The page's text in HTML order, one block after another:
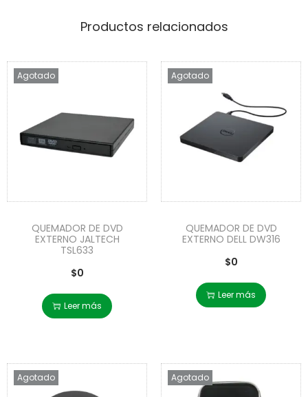
Productos relacionados
Agotado
QUEMADOR DE DVD
EXTERNO JALTECH
TSL633
$0
Leer más
Agotado
QUEMADOR DE DVD
EXTERNO DELL DW316
$0
Leer más
Agotado Agotado